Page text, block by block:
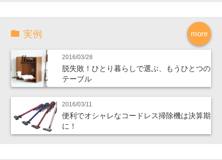
more
実例
2016/03/28
脱失敗！ひとり暮らしで選ぶ、もうひとつの
テーブル
2016/03/11
便利でオシャレなコードレス掃除機は決算期
に！